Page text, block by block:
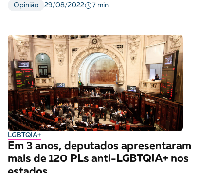
Opinião 29/08/2022 7 min
LGBTQIA+
Em 3 anos, deputados apresentaram
mais de 120 PLs anti-LGBTQIA+ nos